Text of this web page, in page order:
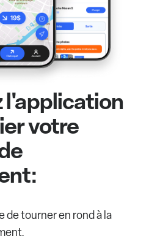
l'application
votre
tourner en rond à la